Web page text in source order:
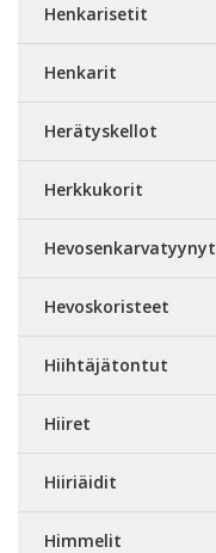
Henkarisetit
Henkarit
Herätyskellot
Herkkukorit
Hevosenkarvatyynyt
Hevoskoristeet
Hiihtäjätontut
Hiiret
Hiiriäidit
Himmelit